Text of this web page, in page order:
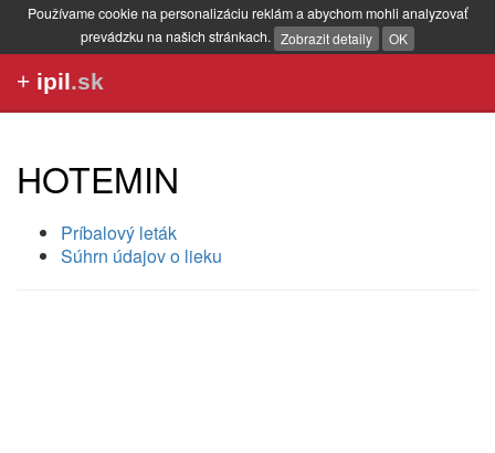
Používame cookie na personalizáciu reklám a abychom mohli analyzovať
prevádzku na našich stránkach. Zobrazit detaily OK
+ ipil.sk
HOTEMIN
Príbalový leták
Súhrn údajov o lieku